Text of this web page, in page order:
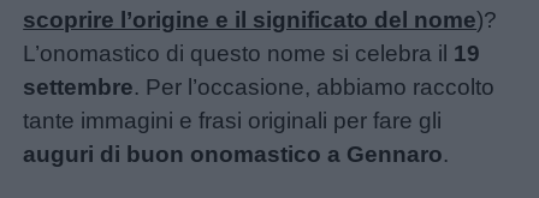
scoprire l’origine e il significato del nome)?
L’onomastico di questo nome si celebra il 19
settembre. Per l’occasione, abbiamo raccolto
tante immagini e frasi originali per fare gli
auguri di buon onomastico a Gennaro.